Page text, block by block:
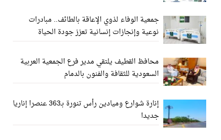
جمعية الوفاء لذوي الإعاقة بالطائف.. مبادرات
نوعية وإنجازات إنسانية تعزز جودة الحياة
محافظ القطيف يلتقي مدير فرع الجمعية العربية
السعودية للثقافة والفنون بالدمام
إنارة شوارع وميادين رأس تنورة بـ363 عنصرا إناريا
جديدا